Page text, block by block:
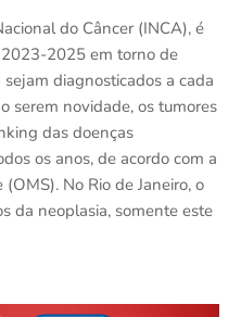
do Câncer (INCA), é
2025 em torno de
diagnosticados a cada
serem novidade, os tumores
das doenças
os anos, de acordo com a
No Rio de Janeiro, o
da neoplasia, somente este